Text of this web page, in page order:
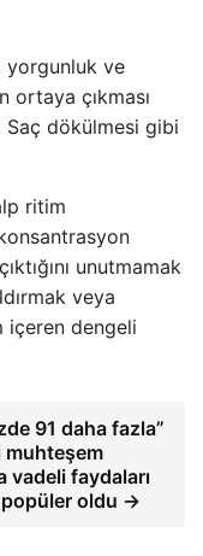
yorgunluk ve
ortaya çıkması
Saç dökülmesi gibi
ritim
unutmamak
veya
içeren dengeli
91 daha fazla”
muhteşem
vadeli faydaları
oldu →